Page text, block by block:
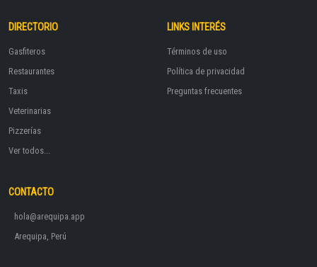
DIRECTORIO
Gasfiteros
Restaurantes
Taxis
Veterinarias
Pizzerías
Ver todos...
LINKS INTERÉS
Términos de uso
Política de privacidad
Preguntas frecuentes
CONTACTO
hola@arequipa.app
Arequipa, Perú